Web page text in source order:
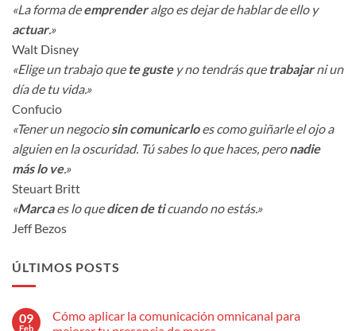
«La forma deemprenderalgo es dejar de hablar de ello y
actuar.»
Walt Disney
«Elige un trabajo que te gustey no tendrás que trabajarni un
día de tu vida.»
Confucio
«Tener un negocio sin comunicarloes como guiñarle el ojo a
alguien en la oscuridad. Tú sabes lo que haces, peronadie
más lo ve.»
Steuart Britt
«Marcaes lo quedicen de ticuando no estás.»
Jeff Bezos
ÚLTIMOS POSTS
09
Feb
Cómo aplicar la comunicación omnicanal para